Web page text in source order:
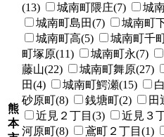
熊
本
(13)
城南町隈庄(7) 城
城南町島田(7)
城南町
城南町高(5)
城南町千
町塚原(11)
城南町永(7)
藤山(22)
城南町舞原(27)
田(4)
城南町鰐瀬(15)
砂原町(8)
銭塘町(2) 田
近見２丁目(3)
近見３
河原町(8)
鳶町２丁目(1)